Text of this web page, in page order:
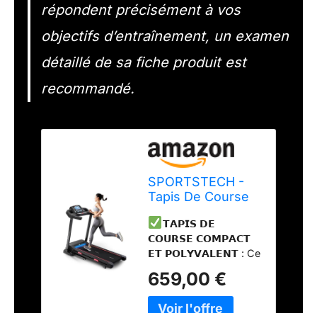
répondent précisément à vos
objectifs d’entraînement, un examen
détaillé de sa fiche produit est
recommandé.
SPORTSTECH -
Tapis De Course
Capteurs Cardio -
12 Programmes -
Jusqu’À 16km/h -
Lecteur MP3 +
Haut-Parleurs -
Système
𝗧𝗔𝗣𝗜𝗦 𝗗𝗘
𝗖𝗢𝗨𝗥𝗦𝗘 𝗖𝗢𝗠𝗣𝗔𝗖𝗧
𝗘𝗧 𝗣𝗢𝗟𝗬𝗩𝗔𝗟𝗘𝗡𝗧 : Ce
programmes
d’entraînement (+ 1
659,00 €